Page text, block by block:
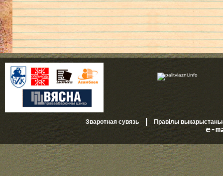
Зваротная сувязь|Правілы
e-